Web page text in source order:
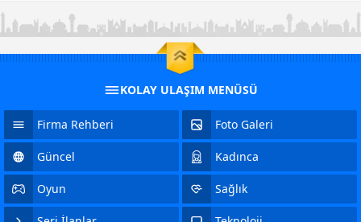
KOLAY ULAŞIM MENÜSÜ
Firma Rehberi Foto Galeri
Güncel Kadınca
Oyun Sağlık